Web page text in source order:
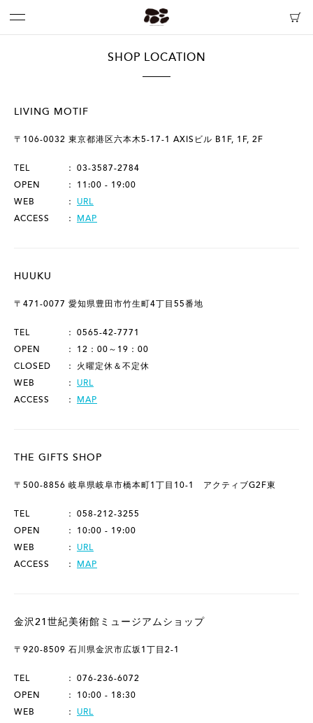
SHOP LOCATION
LIVING MOTIF
〒106-0032 東京都港区六本木5-17-1 AXISビル B1F, 1F, 2F
TEL
03-3587-2784
OPEN
11:00 - 19:00
WEB
URL
ACCESS
MAP
HUUKU
〒471-0077 愛知県豊田市竹生町4丁目55番地
TEL
0565-42-7771
OPEN
12：00～19：00
CLOSED
火曜定休＆不定休
WEB
URL
ACCESS
MAP
THE GIFTS SHOP
〒500-8856 岐阜県岐阜市橋本町1丁目10-1 アクティブG2F東
TEL
058-212-3255
OPEN
10:00 - 19:00
WEB
URL
ACCESS
MAP
金沢21世紀美術館ミュージアムショップ
〒920-8509 石川県金沢市広坂1丁目2-1
TEL
076-236-6072
OPEN
10:00 - 18:30
WEB
URL